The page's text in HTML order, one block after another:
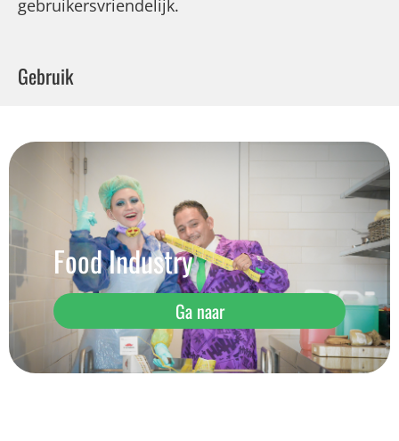
gebruikersvriendelijk.
Gebruik
Food Industry
Ga naar